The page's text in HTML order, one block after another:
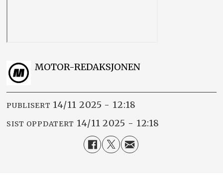
MOTOR-REDAKSJONEN
PUBLISERT 14/11 2025 - 12:18
SIST OPPDATERT 14/11 2025 - 12:18